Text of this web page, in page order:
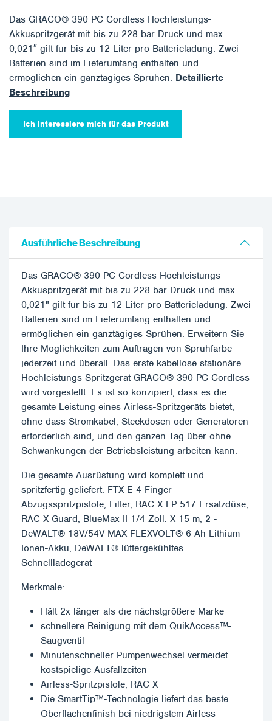
Das GRACO® 390 PC Cordless Hochleistungs-
Akkuspritzgerät mit bis zu 228 bar Druck und max.
0,021″ gilt für bis zu 12 Liter pro Batterieladung. Zwei
Batterien sind im Lieferumfang enthalten und
ermöglichen ein ganztägiges Sprühen. Detaillierte
Beschreibung
Ich interessiere mich für das Produkt
Ausführliche Beschreibung
Das GRACO® 390 PC Cordless Hochleistungs-
Akkuspritzgerät mit bis zu 228 bar Druck und max.
0,021" gilt für bis zu 12 Liter pro Batterieladung. Zwei
Batterien sind im Lieferumfang enthalten und
ermöglichen ein ganztägiges Sprühen. Erweitern Sie
Ihre Möglichkeiten zum Auftragen von Sprühfarbe -
jederzeit und überall. Das erste kabellose stationäre
Hochleistungs-Spritzgerät GRACO® 390 PC Cordless
wird vorgestellt. Es ist so konzipiert, dass es die
gesamte Leistung eines Airless-Spritzgeräts bietet,
ohne dass Stromkabel, Steckdosen oder Generatoren
erforderlich sind, und den ganzen Tag über ohne
Schwankungen der Betriebsleistung arbeiten kann.
Die gesamte Ausrüstung wird komplett und
spritzfertig geliefert: FTX-E 4-Finger-
Abzugsspritzpistole, Filter, RAC X LP 517 Ersatzdüse,
RAC X Guard, BlueMax II 1/4 Zoll. X 15 m, 2 -
DeWALT® 18V/54V MAX FLEXVOLT® 6 Ah Lithium-
Ionen-Akku, DeWALT® lüftergekühltes
Schnellladegerät
Merkmale:
Hält 2x länger als die nächstgrößere Marke
schnellere Reinigung mit dem QuikAccess™-
Saugventil
Minutenschneller Pumpenwechsel vermeidet
kostspielige Ausfallzeiten
Airless-Spritzpistole, RAC X
Die SmartTip™-Technologie liefert das beste
Oberflächenfinish bei niedrigstem Airless-